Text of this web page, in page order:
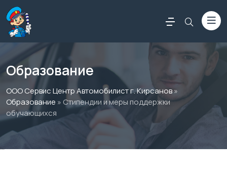
Образование
ООО Сервис Центр Автомобилист г. Кирсанов»
Образование » Стипендии и меры поддержки
обучающихся